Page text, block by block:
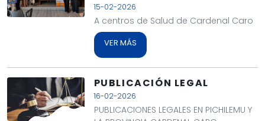
15-02-2026
A centros de Salud de Cardenal Caro
VER MÁS
PUBLICACIÓN LEGAL
16-02-2026
PUBLICACIONES LEGALES EN PICHILEMU Y